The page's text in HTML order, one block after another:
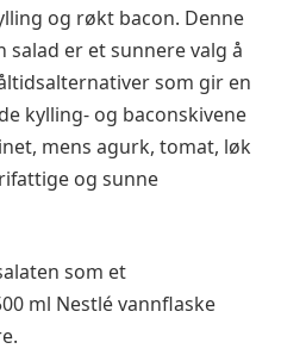
og røkt bacon. Denne
salad er et sunnere valg å
som gir en
kylling- og baconskivene
mens agurk, tomat, løk
og sunne
som et
ml Nestlé vannflaske